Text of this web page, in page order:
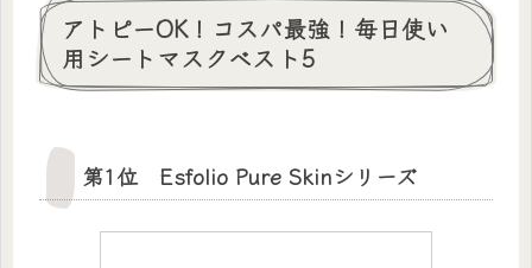
アトピーOK！コスパ最強！毎日使い
用シートマスクベスト5
第1位 Esfolio Pure Skinシリーズ